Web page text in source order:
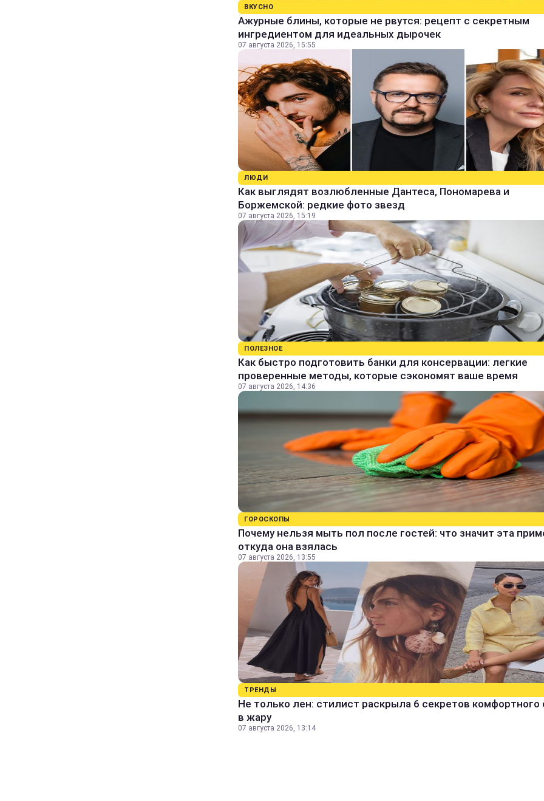
ВКУСНО
Ажурные блины, которые не рвутся: рецепт с секретным
ингредиентом для идеальных дырочек
07 августа 2026, 15:55
ЛЮДИ
Как выглядят возлюбленные Дантеса, Пономарева и
Боржемской: редкие фото звезд
07 августа 2026, 15:19
ПОЛЕЗНОЕ
Как быстро подготовить банки для консервации: легкие
проверенные методы, которые сэкономят ваше время
07 августа 2026, 14:36
ГОРОСКОПЫ
Почему нельзя мыть пол после гостей: что значит эта
откуда она взялась
07 августа 2026, 13:55
ТРЕНДЫ
Не только лен: стилист раскрыла 6 секретов комфортного
в жару
07 августа 2026, 13:14